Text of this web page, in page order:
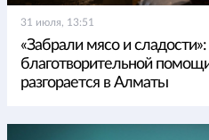
31 июля, 13:51
«Забрали мясо и сладости»:
благотворительной
разгорается в Алматы